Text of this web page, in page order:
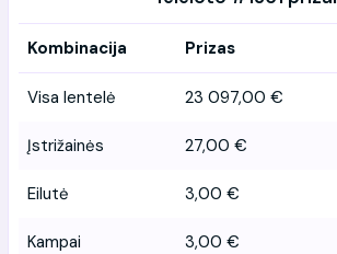
Kombinacija Prizas
Visa lentelė 23 097,00 €
Įstrižainės 27,00 €
Eilutė 3,00 €
Kampai 3,00 €